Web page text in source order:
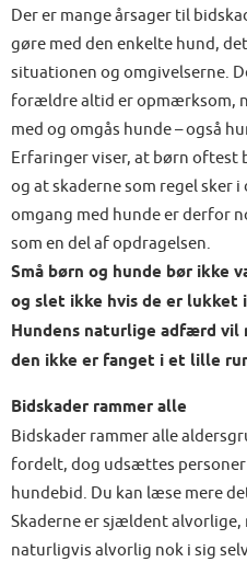
Der er mange årsager til
gøre med den enkelte hund,
situationen og omgivelserne.
forældre altid er opmærksom,
med og omgås hunde – også
Erfaringer viser, at børn oftest
og at skaderne som regel sker
omgang med hunde er derfor
som en del af opdragelsen.
Små børn og hunde bør ikke
og slet ikke hvis de er
Hundens naturlige adfærd
den ikke er fanget i et lille
Bidskader rammer alle
Bidskader rammer alle
fordelt, dog udsættes
hundebid. Du kan læse mere
Skaderne er sjældent
naturligvis alvorlig nok i sig